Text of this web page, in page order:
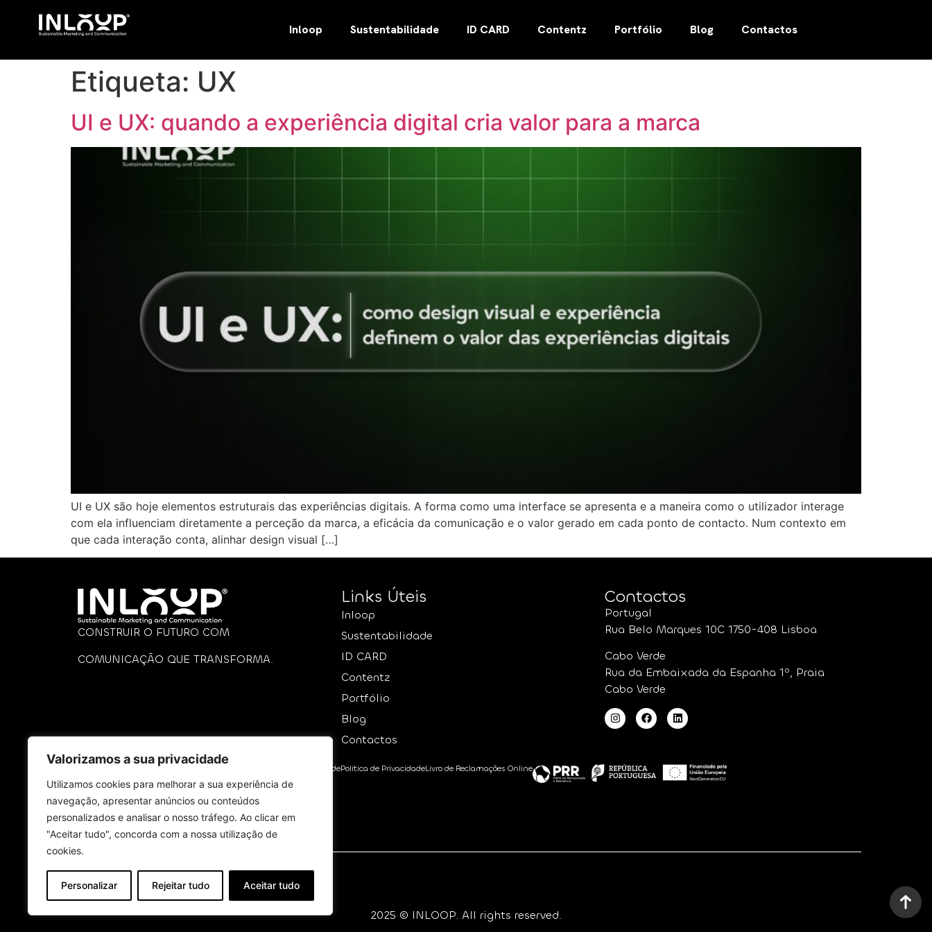
Valorizamos a sua privacidade
Utilizamos cookies para melhorar a sua experiência de
navegação, apresentar anúncios ou conteúdos
personalizados e analisar o nosso tráfego. Ao clicar em
"Aceitar tudo", concorda com a nossa utilização de
cookies.
Personalizar Rejeitar tudo Aceitar tudo
Inloop Sustentabilidade ID CARD Contentz Portfólio Blog Contactos
Etiqueta: UX
UI e UX: quando a experiência digital cria valor para a marca
UI e UX são hoje elementos estruturais das experiências digitais. A forma como uma interface se apresenta e a maneira como o utilizador interage
com ela influenciam diretamente a perceção da marca, a eficácia da comunicação e o valor gerado em cada ponto de contacto. Num contexto em
que cada interação conta, alinhar design visual […]
CONSTRUIR O FUTURO COM
COMUNICAÇÃO QUE TRANSFORMA.
Links Úteis
Inloop
Sustentabilidade
ID CARD
Contentz
Portfólio
Blog
Contactos
Contactos
Portugal
Rua Belo Marques 10C 1750-408 Lisboa
Cabo Verde
Rua da Embaixada da Espanha 1º, Praia
Cabo Verde
Politica de SustentabilidadePolitica de PrivacidadeLivro de Reclamações Online
2025 © INLOOP. All rights reserved.